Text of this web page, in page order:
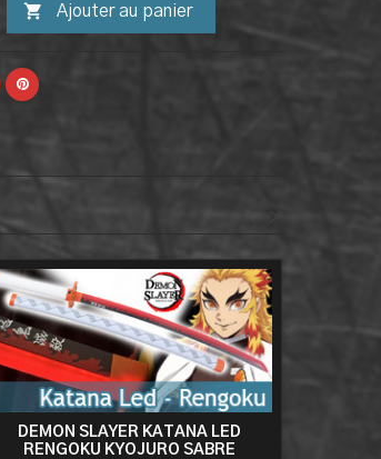
 Ajouter au panier
DEMON SLAYER KATANA LED
RENGOKU KYOJURO SABRE